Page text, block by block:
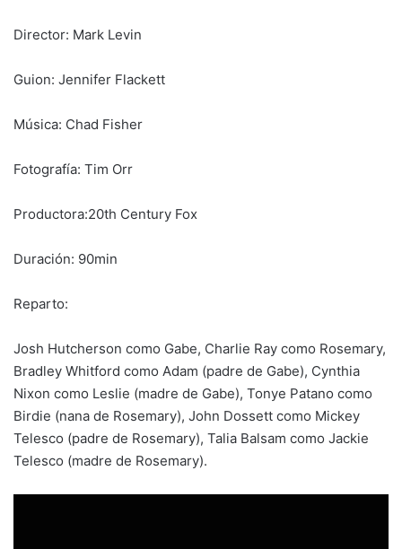
Director: Mark Levin
Guion: Jennifer Flackett
Música: Chad Fisher
Fotografía: Tim Orr
Productora:20th Century Fox
Duración: 90min
Reparto:
Josh Hutcherson como Gabe, Charlie Ray como Rosemary,
Bradley Whitford como Adam (padre de Gabe), Cynthia
Nixon como Leslie (madre de Gabe), Tonye Patano como
Birdie (nana de Rosemary), John Dossett como Mickey
Telesco (padre de Rosemary), Talia Balsam como Jackie
Telesco (madre de Rosemary).